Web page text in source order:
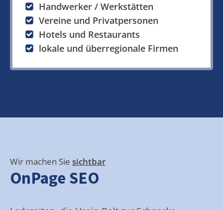
Handwerker / Werkstätten
Vereine und Privatpersonen
Hotels und Restaurants
lokale und überregionale Firmen
Wir machen Sie sichtbar
OnPage SEO